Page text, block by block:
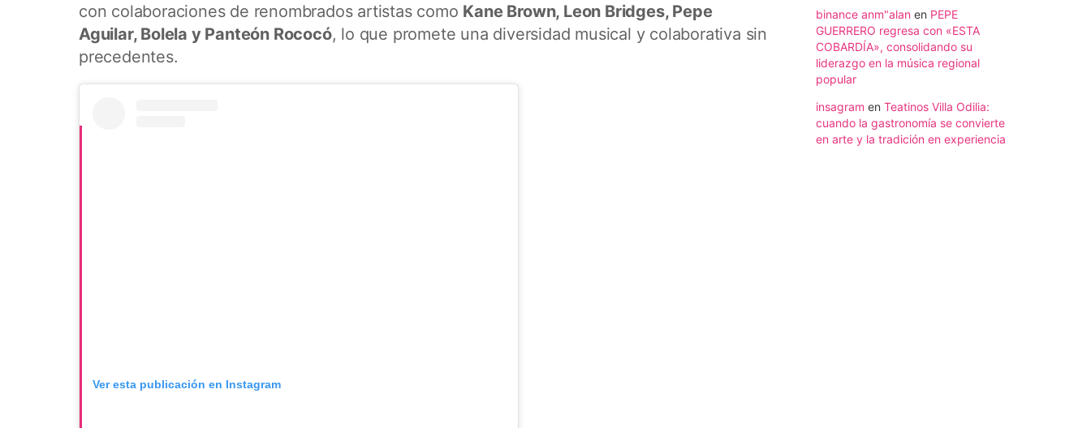
con colaboraciones de renombrados artistas como Kane Brown, Leon Bridges, Pepe
Aguilar, Bolela y Panteón Rococó, lo que promete una diversidad musical y colaborativa sin
precedentes.
Ver esta publicación en Instagram
binance anm"alan en PEPE
GUERRERO regresa con «ESTA
COBARDÍA», consolidando su
liderazgo en la música regional
popular
insagram en Teatinos Villa Odilia:
cuando la gastronomía se convierte
en arte y la tradición en experiencia